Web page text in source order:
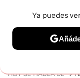
BELLEZA
HOY SE HABLA DE
Ya puedes